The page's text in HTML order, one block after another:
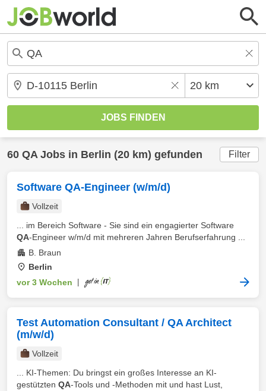
60 QAJobs in Berlin (20 km) gefunden Filter
Software QA-Engineer (w/m/d)
Vollzeit
... im Bereich Software - Sie sind ein engagierter Software
QA-Engineer w/m/d mit mehreren Jahren Berufserfahrung ...
B. Braun
Berlin
vor 3 Wochen
Test Automation Consultant / QA Architect
(m/w/d)
Vollzeit
... KI-Themen: Du bringst ein großes Interesse an KI-
gestützten QA-Tools und -Methoden mit und hast Lust,